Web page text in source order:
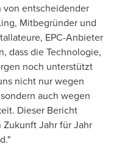
von entscheidender
Mitbegründer und
EPC-Anbieter
dass die Technologie,
noch unterstützt
nicht nur wegen
auch wegen
Dieser Bericht
Zukunft Jahr für Jahr